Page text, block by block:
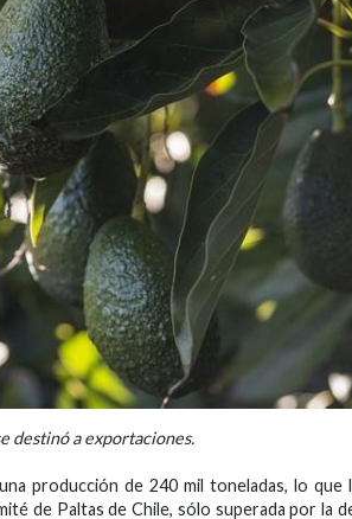
destinó a exportaciones.
producción de 240 mil toneladas, lo que
de Paltas de Chile, sólo superada por la